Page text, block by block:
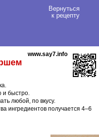
Вернуться
к рецепту
www.say7.info
и быстро.
любой, по вкусу.
ингредиентов получается 4–6